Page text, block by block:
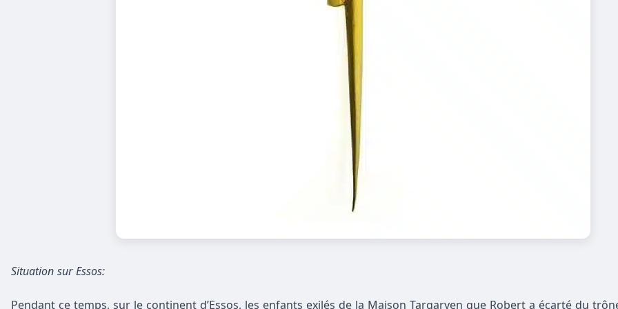
Situation sur Essos:
Pendant ce temps, sur le continent d’Essos, les enfants exilés de la Maison Targaryen que Robert a écarté du